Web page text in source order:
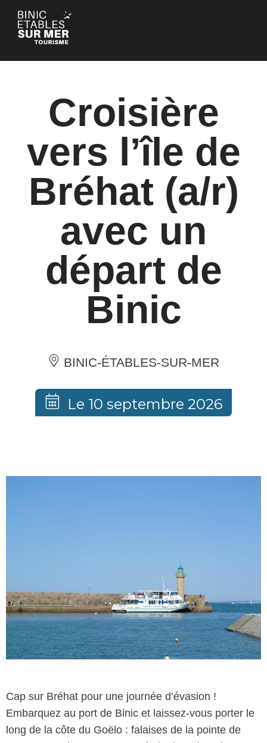
Panneau de gestion des cookies
Croisière
vers l’île de
Bréhat (a/r)
avec un
départ de
Binic
BINIC-ÉTABLES-SUR-MER
Le 10 septembre 2026
Cap sur Bréhat pour une journée d’évasion !
Embarquez au port de Binic et laissez-vous porter le
long de la côte du Goëlo : falaises de la pointe de